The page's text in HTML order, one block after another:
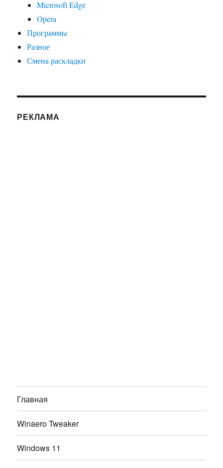
Microsoft Edge
Opera
Программы
Разное
Смена раскладки
РЕКЛАМА
Главная
Winaero Tweaker
Windows 11